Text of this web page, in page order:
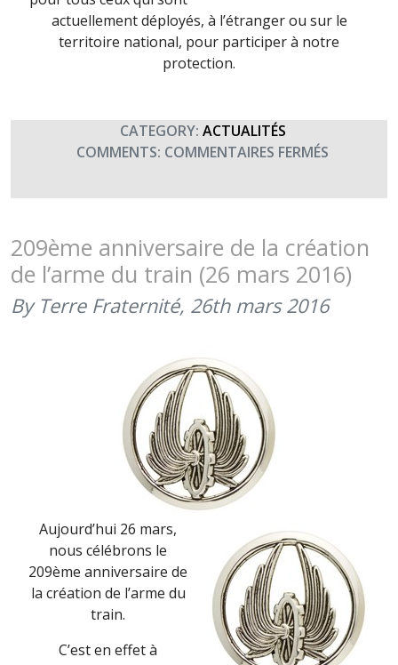
actuellement déployés, à l’étranger ou sur le
territoire national, pour participer à notre
protection.
CATEGORY: ACTUALITÉS
COMMENTS: COMMENTAIRES FERMÉS
DU
TRAIN
(21
AOÛT
209ème anniversaire de la création
de l’arme du train (26 mars 2016)
By Terre Fraternité, 26th mars 2016
Aujourd’hui 26 mars,
nous célébrons le
209ème anniversaire de
la création de l’arme du
train.
C’est en effet à